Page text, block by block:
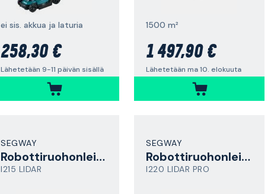
ei sis. akkua ja laturia
258,30 €
Lähetetään 9-11 päivän sisällä
1500 m²
1 497,90 €
Lähetetään ma 10. elokuuta
SEGWAY
Robottiruohonleikkuri
I215 LIDAR
SEGWAY
Robottiruohonleikkuri
I220 LIDAR PRO